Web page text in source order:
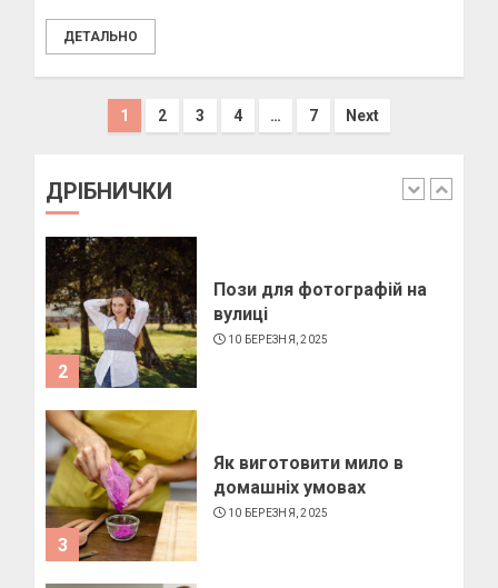
ДЕТАЛЬНО
Пагінація
1 2 3 4 … 7 Next
ДРІБНИЧКИ
4
1
Як підібрати окуляри по
2
Пози для фотографій на
вулиці
10 БЕРЕЗНЯ, 2025
3
Як виготовити мило в
домашніх умовах
10 БЕРЕЗНЯ, 2025